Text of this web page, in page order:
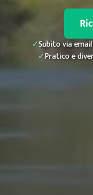
✓Subito via email
✓Pratico e